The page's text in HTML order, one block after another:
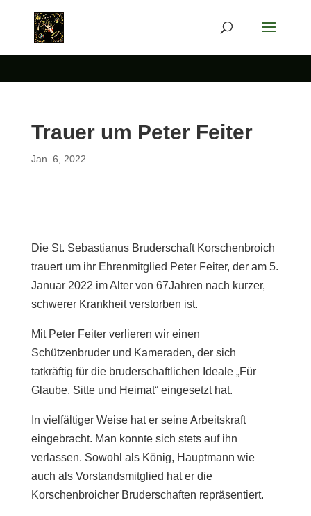
Trauer um Peter Feiter
Jan. 6, 2022
Die St. Sebastianus Bruderschaft Korschenbroich
trauert um ihr Ehrenmitglied Peter Feiter, der am 5.
Januar 2022 im Alter von 67Jahren nach kurzer,
schwerer Krankheit verstorben ist.
Mit Peter Feiter verlieren wir einen
Schützenbruder und Kameraden, der sich
tatkräftig für die bruderschaftlichen Ideale „Für
Glaube, Sitte und Heimat“ eingesetzt hat.
In vielfältiger Weise hat er seine Arbeitskraft
eingebracht. Man konnte sich stets auf ihn
verlassen. Sowohl als König, Hauptmann wie
auch als Vorstandsmitglied hat er die
Korschenbroicher Bruderschaften repräsentiert.